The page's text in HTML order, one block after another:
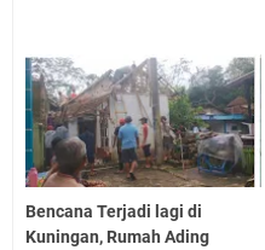
Bencana Terjadi lagi di
Kuningan, Rumah Ading